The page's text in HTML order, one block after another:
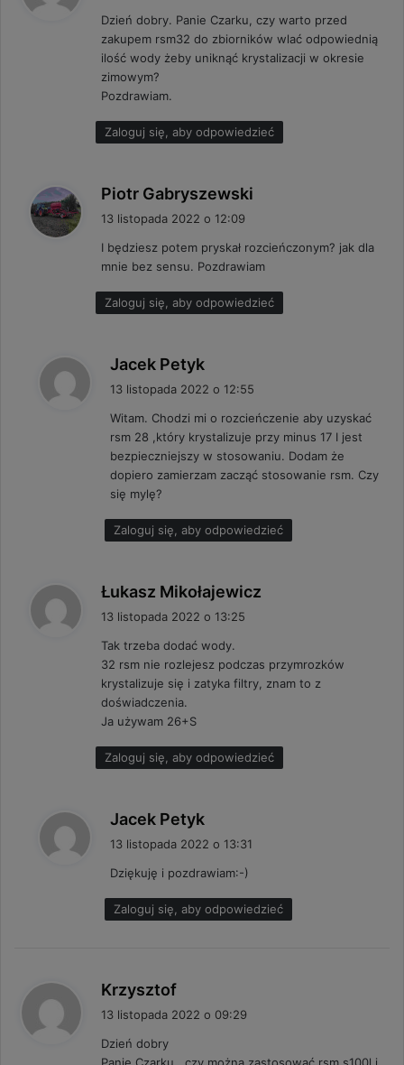
z
e
:
Dzień dobry. Panie Czarku, czy warto przed
zakupem rsm32 do zbiorników wlać odpowiednią
ilość wody żeby uniknąć krystalizacji w okresie
zimowym?
Pozdrawiam.
Zaloguj się, aby odpowiedzieć
Piotr Gabryszewski
z
e
:
13 listopada 2022 o 12:09
I będziesz potem pryskał rozcieńczonym? jak dla
mnie bez sensu. Pozdrawiam
Zaloguj się, aby odpowiedzieć
Jacek Petyk
i
z
e
:
13 listopada 2022 o 12:55
Witam. Chodzi mi o rozcieńczenie aby uzyskać
rsm 28 ,który krystalizuje przy minus 17 I jest
bezpieczniejszy w stosowaniu. Dodam że
dopiero zamierzam zacząć stosowanie rsm. Czy
się mylę?
Zaloguj się, aby odpowiedzieć
Łukasz Mikołajewicz
e
13 listopada 2022 o 13:25
Tak trzeba dodać wody.
32 rsm nie rozlejesz podczas przymrozków
krystalizuje się i zatyka filtry, znam to z
doświadczenia.
Ja używam 26+S
Zaloguj się, aby odpowiedzieć
Jacek Petyk
i
z
e
:
13 listopada 2022 o 13:31
Dziękuję i pozdrawiam:-)
Zaloguj się, aby odpowiedzieć
Krzysztof
13 listopada 2022 o 09:29
Dzień dobry